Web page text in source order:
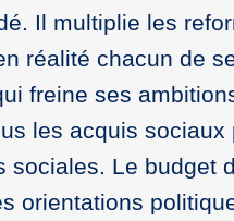
Il multiplie les
réalité chacun de
freine ses
les acquis
Le budget
orientations